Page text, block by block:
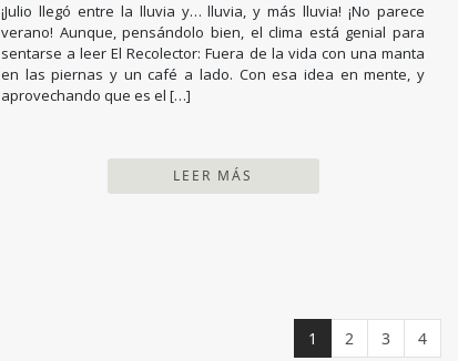
¡Julio llegó entre la lluvia y… lluvia, y más lluvia! ¡No parece
verano! Aunque, pensándolo bien, el clima está genial para
sentarse a leer El Recolector: Fuera de la vida con una manta
en las piernas y un café a lado. Con esa idea en mente, y
aprovechando que es el […]
LEER MÁS
Página actual
1 Página
2 Página
3 Página
4